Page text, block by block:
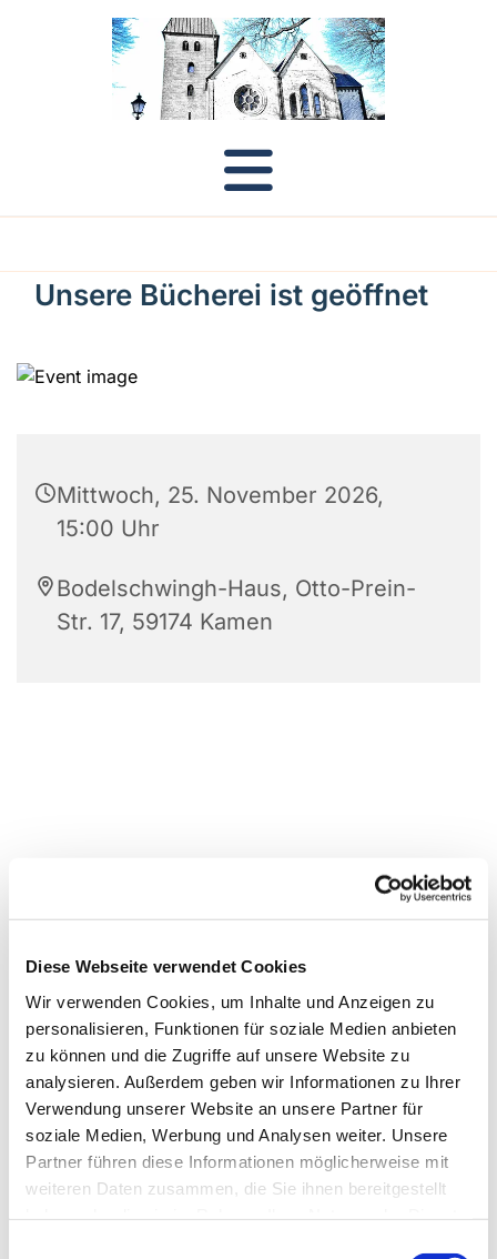
Diese Webseite verwendet Cookies
Wir verwenden Cookies, um Inhalte und Anzeigen zu
personalisieren, Funktionen für soziale Medien anbieten
zu können und die Zugriffe auf unsere Website zu
analysieren. Außerdem geben wir Informationen zu Ihrer
Verwendung unserer Website an unsere Partner für
soziale Medien, Werbung und Analysen weiter. Unsere
Partner führen diese Informationen möglicherweise mit
weiteren Daten zusammen, die Sie ihnen bereitgestellt
Unsere Bücherei ist geöffnet
Mittwoch, 25. November 2026,
15:00 Uhr
Bodelschwingh-Haus, Otto-Prein-
Str. 17, 59174 Kamen
Dies könnte Sie auch
interessieren